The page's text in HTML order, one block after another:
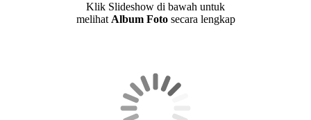
Klik Slideshow di bawah untuk
melihat Album Fotosecara lengkap